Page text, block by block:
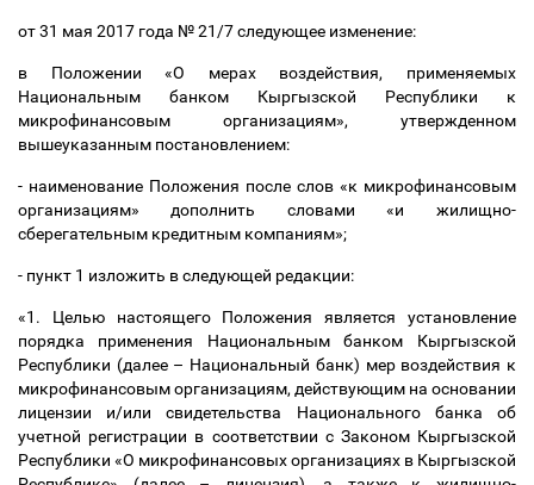
от 31 мая 2017 года № 21/7 следующее изменение:
в Положении «О мерах воздействия, применяемых
Национальным банком Кыргызской Республики к
микрофинансовым организациям», утвержденном
вышеуказанным постановлением:
- наименование Положения после слов «к микрофинансовым
организациям» дополнить словами «и жилищно-
сберегательным кредитным компаниям»;
- пункт 1 изложить в следующей редакции:
«1. Целью настоящего Положения является установление
порядка применения Национальным банком Кыргызской
Республики (далее – Национальный банк) мер воздействия к
микрофинансовым организациям, действующим на основании
лицензии и/или свидетельства Национального банка об
учетной регистрации в соответствии с Законом Кыргызской
Республики «О микрофинансовых организациях в Кыргызской